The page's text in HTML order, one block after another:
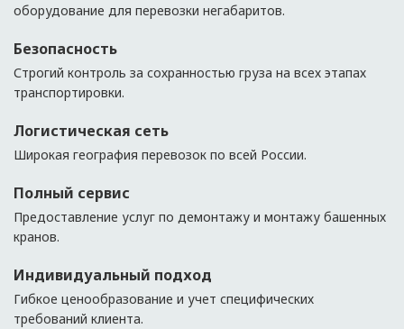
оборудование для перевозки негабаритов.
Безопасность
Строгий контроль за сохранностью груза на всех этапах
транспортировки.
Логистическая сеть
Широкая география перевозок по всей России.
Полный сервис
Предоставление услуг по демонтажу и монтажу башенных
кранов.
Индивидуальный подход
Гибкое ценообразование и учет специфических
требований клиента.